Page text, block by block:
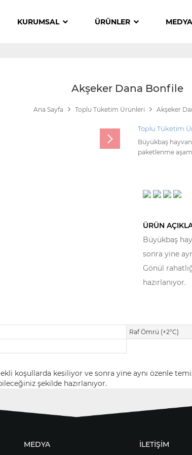
KURUMSAL ÜRÜNLER MEDYA
Akşeker Dana Bonfile
Ana Sayfa Toplu Tüketim Ürünleri Akşeker
Toplu Tüketim
Büyükbaş
paketlenme
Büyükbaş
sonra yine
Gönül
hazırlanıyor.
Raf Ömrü (+2°C)
koşullarda kesiliyor ve sonra yine aynı özenle
şekilde hazırlanıyor.
MEDYA İLETİŞİM